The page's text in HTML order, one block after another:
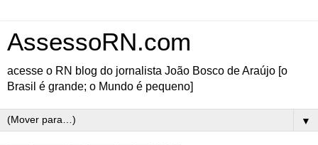
AssessoRN.com
acesse o RN blog do jornalista João Bosco de Araújo [o
Brasil é grande; o Mundo é pequeno]
▼